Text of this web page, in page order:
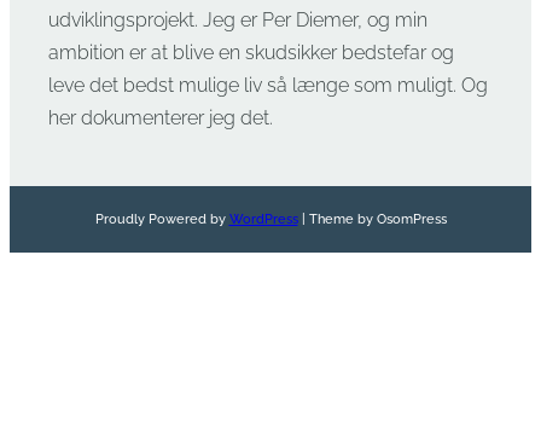
udviklingsprojekt. Jeg er Per Diemer, og min
ambition er at blive en skudsikker bedstefar og
leve det bedst mulige liv så længe som muligt. Og
her dokumenterer jeg det.
Proudly Powered by WordPress| Theme by OsomPress